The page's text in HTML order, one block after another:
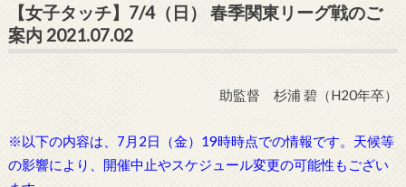
【女子タッチ】7/4（日） 春季関東リーグ戦のご
案内 2021.07.02
助監督 杉浦 碧（H20年卒）
※以下の内容は、7月2日（金）19時時点での情報です。天候等
の影響により、開催中止やスケジュール変更の可能性もござい